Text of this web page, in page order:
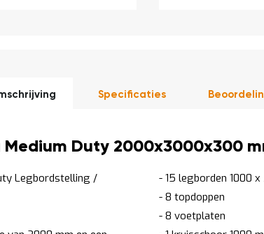
Duty 2000x3000x300
Legbordstelling /
- 15 legborden 1000
- 8 topdoppen
- 8 voetplaten
Specificaties